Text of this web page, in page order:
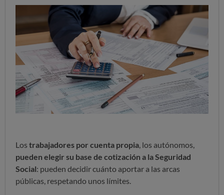
Los trabajadores por cuenta propia , los autónomos,
pueden elegir su base de cotización a la Seguridad
Social: pueden decidir cuánto aportar a las arcas
públicas, respetando unos límites.